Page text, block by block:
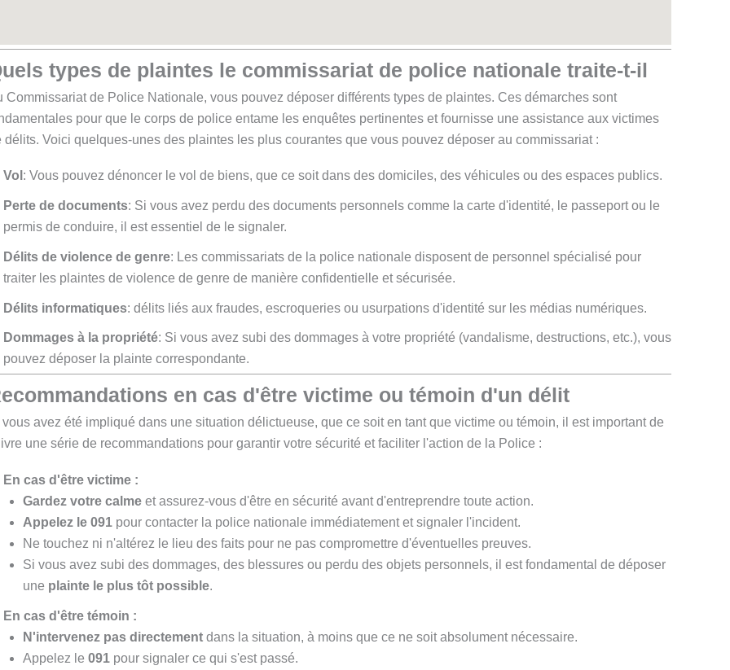
types de plaintes le commissariat de police nationale traite-t-il
Commissariat de Police Nationale, vous pouvez déposer différents types de plaintes. Ces démarches sont
pour que le corps de police entame les enquêtes pertinentes et fournisse une assistance aux victimes
délits. Voici quelques-unes des plaintes les plus courantes que vous pouvez déposer au commissariat :
Vol : Vous pouvez dénoncer le vol de biens, que ce soit dans des domiciles, des véhicules ou des espaces publics.
Perte de documents: Si vous avez perdu des documents personnels comme la carte d'identité, le passeport ou le
permis de conduire, il est essentiel de le signaler.
Délits de violence de genre: Les commissariats de la police nationale disposent de personnel spécialisé pour
traiter les plaintes de violence de genre de manière confidentielle et sécurisée.
Délits informatiques: délits liés aux fraudes, escroqueries ou usurpations d'identité sur les médias numériques.
Dommages à la propriété: Si vous avez subi des dommages à votre propriété (vandalisme, destructions, etc.), vous
pouvez déposer la plainte correspondante.
en cas d'être victime ou témoin d'un délit
vous avez été impliqué dans une situation délictueuse, que ce soit en tant que victime ou témoin, il est important de
une série de recommandations pour garantir votre sécurité et faciliter l'action de la Police :
En cas d'être victime :
Gardez votre calme et assurez-vous d'être en sécurité avant d'entreprendre toute action.
Appelez le 091 pour contacter la police nationale immédiatement et signaler l'incident.
Ne touchez ni n'altérez le lieu des faits pour ne pas compromettre d'éventuelles preuves.
Si vous avez subi des dommages, des blessures ou perdu des objets personnels, il est fondamental de déposer
une plainte le plus tôt possible.
En cas d'être témoin :
N'intervenez pas directement dans la situation, à moins que ce ne soit absolument nécessaire.
Appelez le 091 pour signaler ce qui s'est passé.